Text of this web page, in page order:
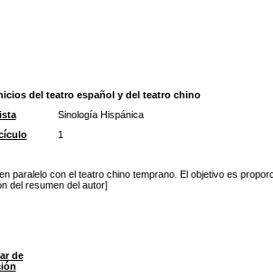
del teatro español y del teatro chino
Sinología Hispánica
1
paralelo con el teatro chino temprano. El objetivo es
del resumen del autor]
de